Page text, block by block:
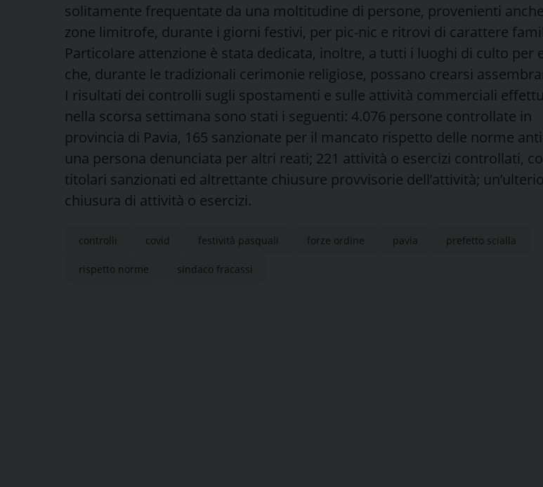
solitamente frequentate da una moltitudine di persone, provenienti
zone limitrofe, durante i giorni festivi, per pic-nic e ritrovi di carattere
Particolare attenzione è stata dedicata, inoltre, a tutti i luoghi di culto per
che, durante le tradizionali cerimonie religiose, possano crearsi
I risultati dei controlli sugli spostamenti e sulle attività commerciali
nella scorsa settimana sono stati i seguenti: 4.076 persone controllate in
provincia di Pavia, 165 sanzionate per il mancato rispetto delle norme
una persona denunciata per altri reati; 221 attività o esercizi controllati,
titolari sanzionati ed altrettante chiusure provvisorie dell’attività;
chiusura di attività o esercizi.
controlli covid festività pasquali forze ordine pavia prefetto scialla
rispetto norme sindaco fracassi